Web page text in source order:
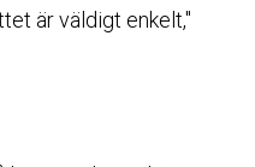
är väldigt enkelt,"